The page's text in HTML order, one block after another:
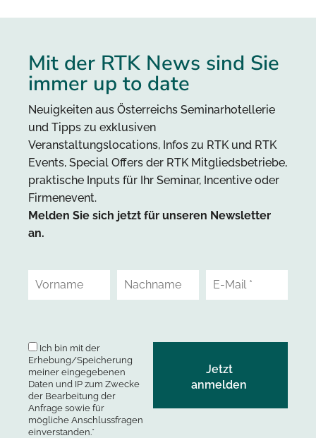
Mit der RTK News sind Sie
immer up to date
Neuigkeiten aus Österreichs Seminarhotellerie
und Tipps zu exklusiven
Veranstaltungslocations, Infos zu RTK und RTK
Events, Special Offers der RTK Mitgliedsbetriebe,
praktische Inputs für Ihr Seminar, Incentive oder
Firmenevent.
Melden Sie sich jetzt für unseren Newsletter
an.
Ich bin mit der
Erhebung/Speicherung
meiner eingegebenen
Daten und IP zum Zwecke
der Bearbeitung der
Anfrage sowie für
mögliche Anschlussfragen
einverstanden.*